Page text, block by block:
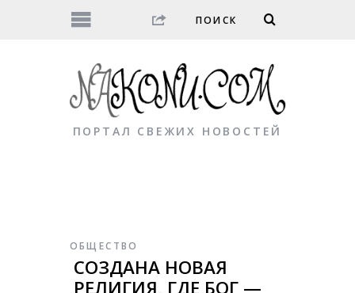
ПОРТАЛ СВЕЖИХ НОВОСТЕЙ
ОБЩЕСТВО
СОЗДАНА НОВАЯ